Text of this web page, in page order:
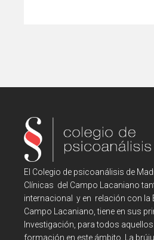
El Colegio de psicoanálisis de
Clínicas del Campo Lacaniano
internacional y en relación con la
Campo Lacaniano, tiene en sus
Investigación, para todos
formación en este ámbito. La